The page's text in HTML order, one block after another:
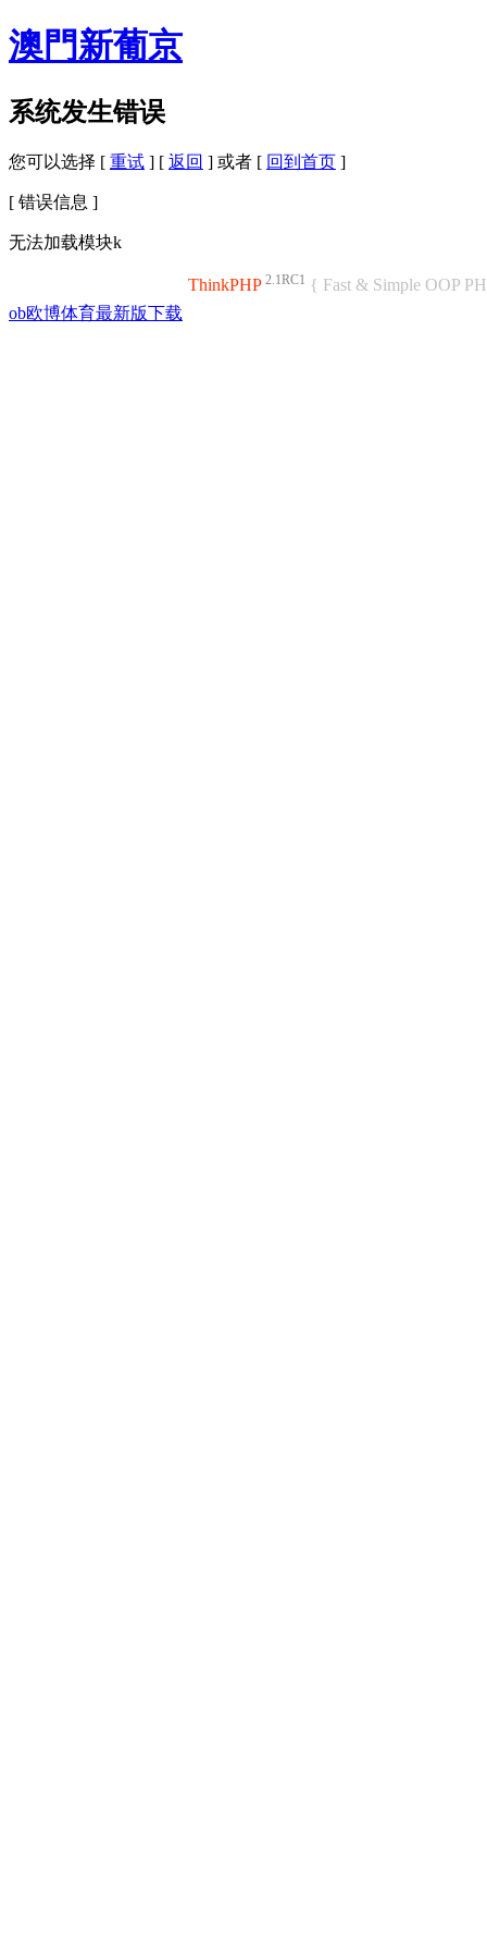
澳門新葡京
系统发生错误
您可以选择 [ 重试 ] [ 返回 ] 或者 [ 回到首页 ]
[ 错误信息 ]
无法加载模块k
ThinkPHP 2.1RC1 { Fast & Simple OOP
ob欧博体育最新版下载